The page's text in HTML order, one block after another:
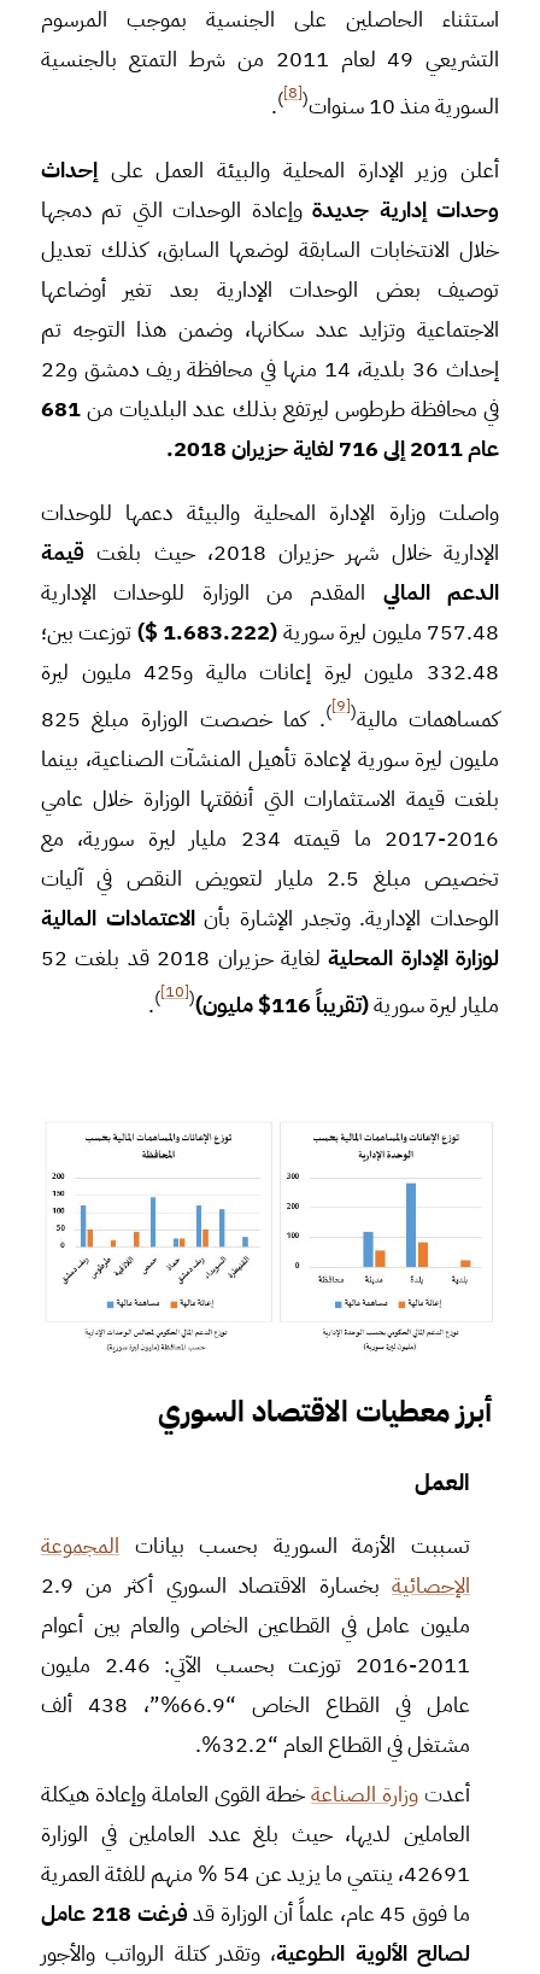
استثناء الحاصلين على الجنسية بموجب المرسوم
التشريعي 49 لعام 2011 من شرط التمتع بالجنسية
السورية منذ 10 سنوات
(
[8]
)
.
أعلن وزير الإدارة المحلية والبيئة العمل علىإحداث
وحدات إدارية جديدةوإعادة الوحدات التي تم دمجها
خلال الانتخابات السابقة لوضعها السابق، كذلك تعديل
توصيف بعض الوحدات الإدارية بعد تغير أوضاعها
الاجتماعية وتزايد عدد سكانها، وضمن هذا التوجه تم
إحداث 36 بلدية، 14 منها في محافظة ريف دمشق و22
في محافظة طرطوس ليرتفع بذلك عدد البلديات من681
عام 2011 إلى 716 لغاية حزيران 2018.
واصلت وزارة الإدارة المحلية والبيئة دعمها للوحدات
الإدارية خلال شهر حزيران 2018، حيث بلغت
قيمة
الدعم المالي المقدم من الوزارة للوحدات الإدارية
757.48 مليون ليرة سورية
(1.683.222 $)
توزعت بين؛
332.48 مليون ليرة إعانات مالية و425 مليون ليرة
كمساهمات مالية(
[9]
)
. كما خصصت الوزارة مبلغ 825
مليون ليرة سورية لإعادة تأهيل المنشآت الصناعية، بينما
بلغت قيمة الاستثمارات التي أنفقتها الوزارة خلال عامي
2016-2017 ما قيمته 234 مليار ليرة سورية، مع
تخصيص مبلغ 2.5 مليار لتعويض النقص في آليات
الوحدات الإدارية. وتجدر الإشارة بأنالاعتمادات المالية
لوزارة الإدارة المحلية
لغاية حزيران 2018 قد بلغت 52
مليار ليرة سورية(تقريباً 116$ مليون) (
[10]
)
.
أبرز معطيات الاقتصاد السوري
العمل
تسببت الأزمة السورية بحسب بيانات المجموعة
الإحصائية
بخسارة الاقتصاد السوري أكثر من 2.9
مليون عامل في القطاعين الخاص والعام بين أعوام
2011-2016 توزعت بحسب الآتي: 2.46 مليون
عامل في القطاع الخاص “66.9%”، 438 ألف
مشتغل في القطاع العام “32.2%.
أعدتوزارة الصناعةخطة القوى العاملة وإعادة هيكلة
العاملين لديها، حيث بلغ عدد العاملين في الوزارة
42691، ينتمي ما يزيد عن 54 % منهم للفئة العمرية
ما فوق 45 عام، علماً أن الوزارة قد
فرغت 218 عامل
لصالح الألوية الطوعية، وتقدر كتلة الرواتب والأجور